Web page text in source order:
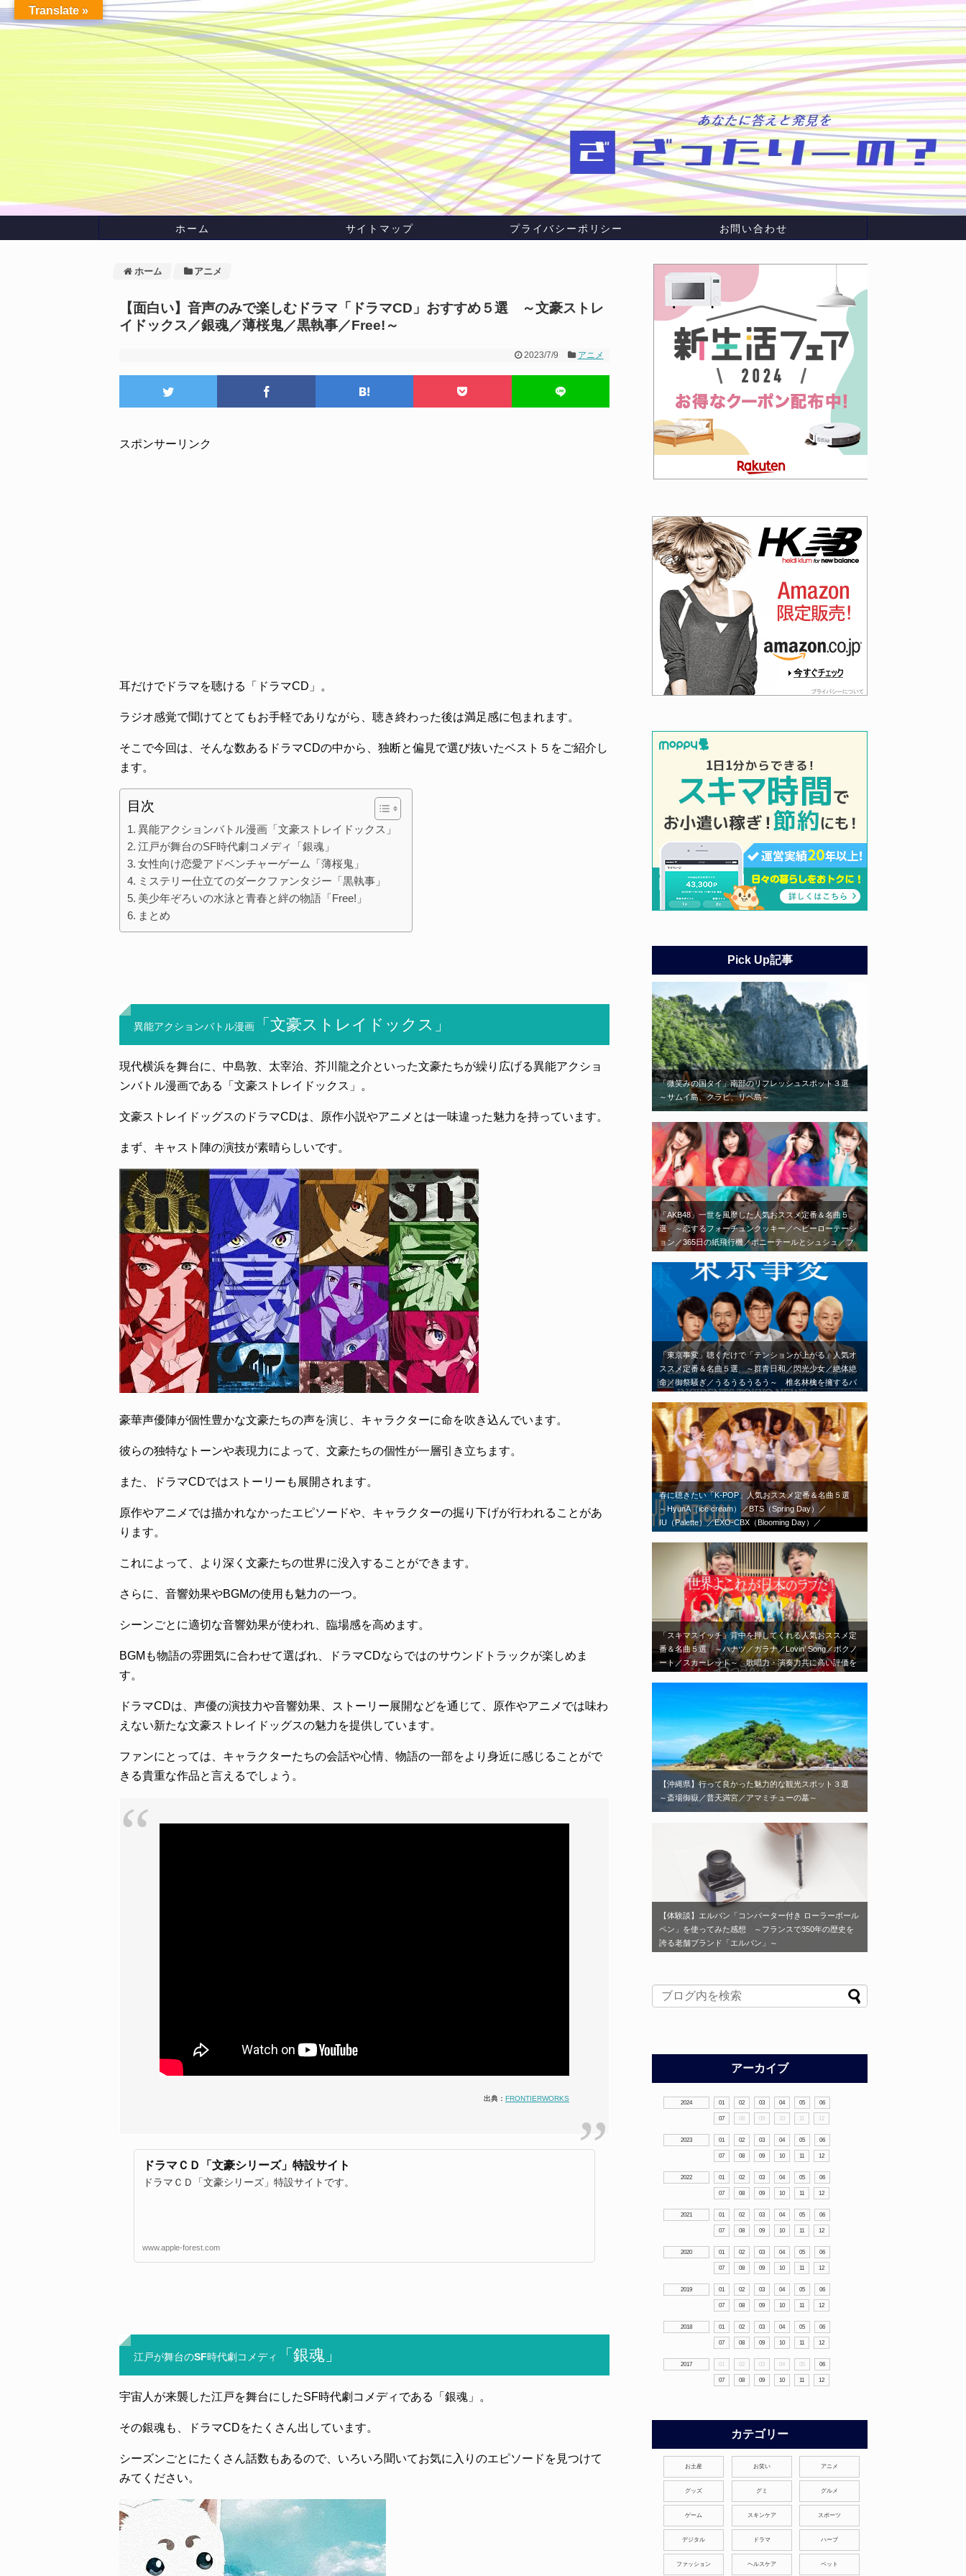
ホーム サイトマップ プライバシーポリシー お問い合わせ
ホーム アニメ
【面白い】音声のみで楽しむドラマ「ドラマCD」おすすめ５選 ～文豪ストレ
イドックス／銀魂／薄桜鬼／黒執事／Free!～
2023/7/9 アニメ
スポンサーリンク
耳だけでドラマを聴ける「ドラマCD」。
ラジオ感覚で聞けてとてもお手軽でありながら、聴き終わった後は満足感に包まれます。
そこで今回は、そんな数あるドラマCDの中から、独断と偏見で選び抜いたベスト５をご紹介し
ます。
目次
異能アクションバトル漫画「文豪ストレイドックス」
江戸が舞台のSF時代劇コメディ「銀魂」
女性向け恋愛アドベンチャーゲーム「薄桜鬼」
ミステリー仕立てのダークファンタジー「黒執事」
美少年ぞろいの水泳と青春と絆の物語「Free!」
まとめ
異能アクションバトル漫画 「文豪ストレイドックス」
現代横浜を舞台に、中島敦、太宰治、芥川龍之介といった文豪たちが繰り広げる異能アクショ
ンバトル漫画である「文豪ストレイドックス」。
文豪ストレイドッグスのドラマCDは、原作小説やアニメとは一味違った魅力を持っています。
まず、キャスト陣の演技が素晴らしいです。
豪華声優陣が個性豊かな文豪たちの声を演じ、キャラクターに命を吹き込んでいます。
彼らの独特なトーンや表現力によって、文豪たちの個性が一層引き立ちます。
また、ドラマCDではストーリーも展開されます。
原作やアニメでは描かれなかったエピソードや、キャラクターの掘り下げが行われることがあ
ります。
これによって、より深く文豪たちの世界に没入することができます。
さらに、音響効果やBGMの使用も魅力の一つ。
シーンごとに適切な音響効果が使われ、臨場感を高めます。
BGMも物語の雰囲気に合わせて選ばれ、ドラマCDならではのサウンドトラックが楽しめま
す。
ドラマCDは、声優の演技力や音響効果、ストーリー展開などを通じて、原作やアニメでは味わ
えない新たな文豪ストレイドッグスの魅力を提供しています。
ファンにとっては、キャラクターたちの会話や心情、物語の一部をより身近に感じることがで
きる貴重な作品と言えるでしょう。
出典： FRONTIERWORKS
ドラマＣＤ「文豪シリーズ」特設サイト
ドラマＣＤ「文豪シリーズ」特設サイトです。
www.apple-forest.com
江戸が舞台のSF時代劇コメディ 「銀魂」
宇宙人が来襲した江戸を舞台にしたSF時代劇コメディである「銀魂」。
その銀魂も、ドラマCDをたくさん出しています。
シーズンごとにたくさん話数もあるので、いろいろ聞いてお気に入りのエピソードを見つけて
みてください。
Pick Up記事
「微笑みの国タイ」南部のリフレッシュスポット３選
～サムイ島、クラビ、リペ島～
「AKB48」一世を風靡した人気おススメ定番＆名曲５
選 ～恋するフォーチュンクッキー／ヘビーローテーシ
ョン／365日の紙飛行機／ポニーテールとシュシュ／フ
がコンセプトの「AKB48」エモい神曲はこれだ！
「東京事変」聴くだけで「テンションが上がる」人気オ
ススメ定番＆名曲５選 ～群青日和／閃光少女／絶体絶
命／御祭騒ぎ／うるうるうるう～ 椎名林檎を擁するバ
春に聴きたい「K-POP」人気おススメ定番＆名曲５選
～HyunA（ice cream）／BTS（Spring Day）／
IU（Palette）／EXO-CBX（Blooming Day）／
神曲はこれだ！
「スキマスイッチ」背中を押してくれる人気おススメ定
番＆名曲５選 ～ハナツ／ガラナ／Lovin’ Song／ボクノ
ート／スカーレット～ 歌唱力・演奏力共に高い評価を
【沖縄県】行って良かった魅力的な観光スポット３選
～斎場御嶽／普天満宮／アマミチューの墓～
【体験談】エルバン「コンバーター付き ローラーボール
ペン」を使ってみた感想 ～フランスで350年の歴史を
誇る老舗ブランド「エルバン」～
アーカイブ
2024 01 02 03 04 05 06
07 08 09 10 11 12
2023 01 02 03 04 05 06
07 08 09 10 11 12
2022 01 02 03 04 05 06
07 08 09 10 11 12
2021 01 02 03 04 05 06
07 08 09 10 11 12
2020 01 02 03 04 05 06
07 08 09 10 11 12
2019 01 02 03 04 05 06
07 08 09 10 11 12
2018 01 02 03 04 05 06
07 08 09 10 11 12
2017 01 02 03 04 05 06
07 08 09 10 11 12
カテゴリー
お土産 お笑い アニメ
グッズ グミ グルメ
ゲーム スキンケア スポーツ
デジタル ドラマ ハーブ
ファッション ヘルスケア ペット
Translate »